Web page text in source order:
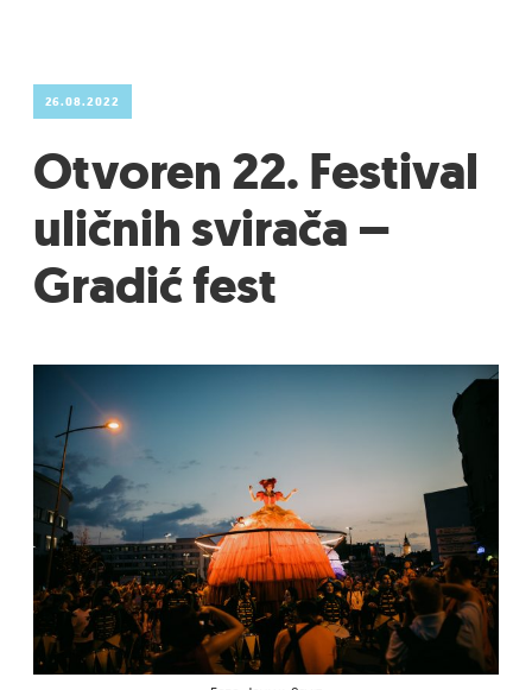
26.08.2022
Otvoren 22. Festival
uličnih svirača –
Gradić fest